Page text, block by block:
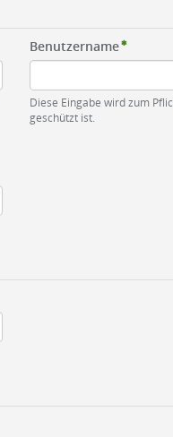
Benutzername
Diese Eingabe wird zum
geschützt ist.